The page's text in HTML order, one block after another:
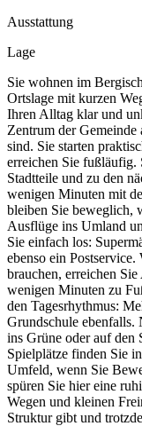
Ausstattung
Lage
Sie wohnen im
Ortslage mit kurzen
Ihren Alltag klar und
Zentrum der Gemeinde
sind. Sie starten
erreichen Sie fußläufig.
Stadtteile und zu den
wenigen Minuten mit
bleiben Sie beweglich,
Ausflüge ins Umland
Sie einfach los:
ebenso ein
brauchen, erreichen
wenigen Minuten zu
den Tagesrhythmus:
Grundschule ebenfalls.
ins Grüne oder auf den
Spielplätze finden Sie
Umfeld, wenn Sie
spüren Sie hier eine
Wegen und kleinen
Struktur gibt und